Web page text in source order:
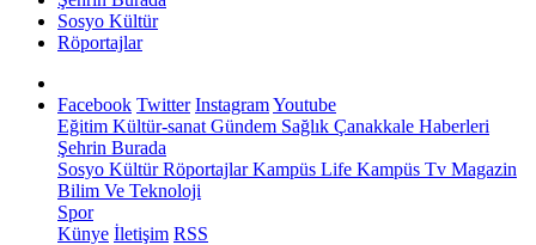
Sosyo Kültür
Röportajlar
Facebook Twitter InstagramYoutube
Eğitim Kültür-sanat Gündem Sağlık Çanakkale Haberleri
Şehrin Burada
Sosyo KültürRöportajlarKampüs Life Kampüs Tv Magazin
Bilim Ve Teknoloji
Spor
Künye İletişim RSS